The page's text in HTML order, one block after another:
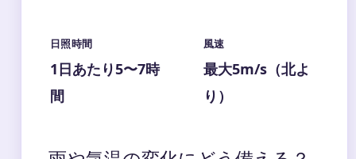
日照時間
1日あたり5〜7時
間
風速
最大5m/s（北よ
り）